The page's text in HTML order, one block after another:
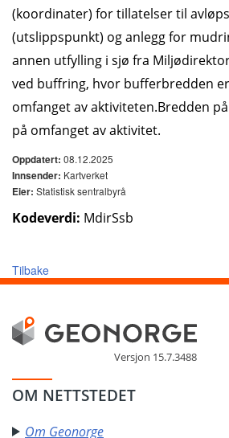
(koordinater) for tillatelser til
(utslippspunkt) og anlegg for
annen utfylling i sjø fra
ved buffring, hvor bufferbredden
omfanget av aktiviteten.Bredden
på omfanget av aktivitet.
Oppdatert: 08.12.2025
Innsender: Kartverket
Eier: Statistisk sentralbyrå
Kodeverdi: MdirSsb
Tilbake